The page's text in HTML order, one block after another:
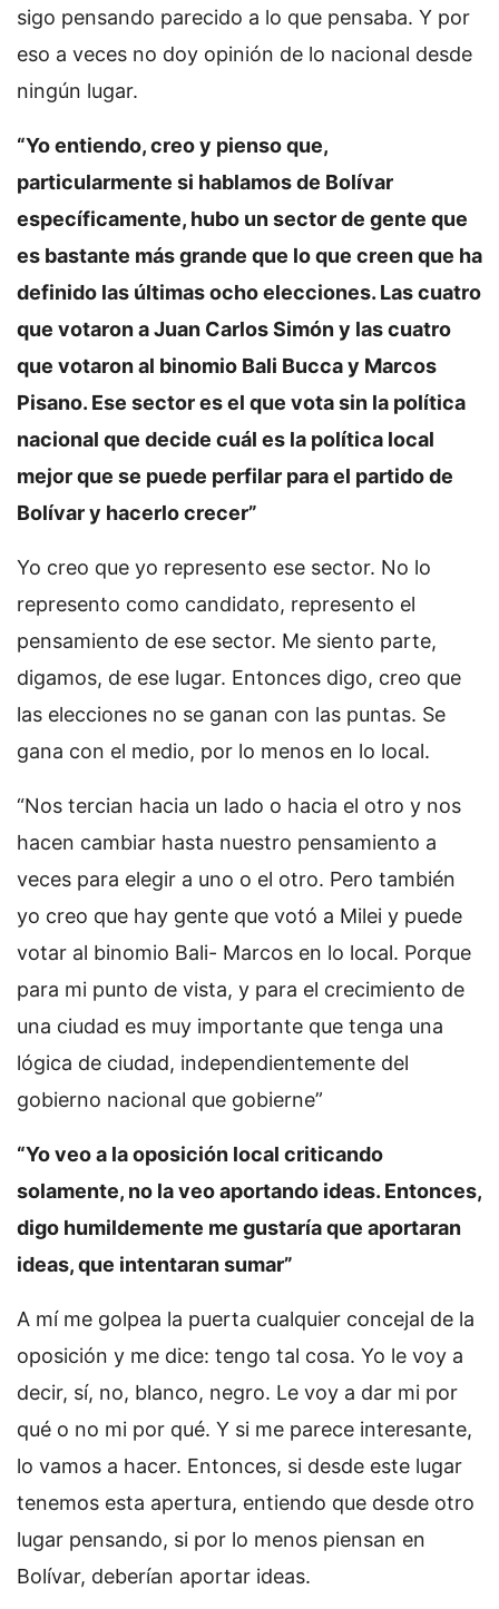
sigo pensando parecido a lo que pensaba. Y por
eso a veces no doy opinión de lo nacional desde
ningún lugar.
“Yo entiendo, creo y pienso que,
particularmente si hablamos de Bolívar
específicamente, hubo un sector de gente que
es bastante más grande que lo que creen que ha
definido las últimas ocho elecciones. Las cuatro
que votaron a Juan Carlos Simón y las cuatro
que votaron al binomio Bali Bucca y Marcos
Pisano. Ese sector es el que vota sin la política
nacional que decide cuál es la política local
mejor que se puede perfilar para el partido de
Bolívar y hacerlo crecer”
Yo creo que yo represento ese sector. No lo
represento como candidato, represento el
pensamiento de ese sector. Me siento parte,
digamos, de ese lugar. Entonces digo, creo que
las elecciones no se ganan con las puntas. Se
gana con el medio, por lo menos en lo local.
“Nos tercian hacia un lado o hacia el otro y nos
hacen cambiar hasta nuestro pensamiento a
veces para elegir a uno o el otro. Pero también
yo creo que hay gente que votó a Milei y puede
votar al binomio Bali- Marcos en lo local. Porque
para mi punto de vista, y para el crecimiento de
una ciudad es muy importante que tenga una
lógica de ciudad, independientemente del
gobierno nacional que gobierne”
“Yo veo a la oposición local criticando
solamente, no la veo aportando ideas. Entonces,
digo humildemente me gustaría que aportaran
ideas, que intentaran sumar”
A mí me golpea la puerta cualquier concejal de la
oposición y me dice: tengo tal cosa. Yo le voy a
decir, sí, no, blanco, negro. Le voy a dar mi por
qué o no mi por qué. Y si me parece interesante,
lo vamos a hacer. Entonces, si desde este lugar
tenemos esta apertura, entiendo que desde otro
lugar pensando, si por lo menos piensan en
Bolívar, deberían aportar ideas.